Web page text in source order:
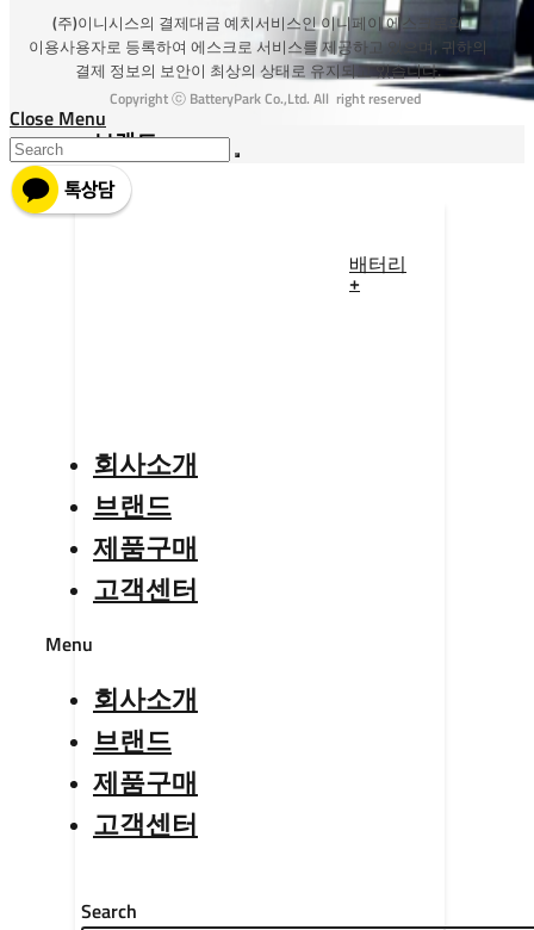
브랜드
배터리
+
(주)이니시스의 결제대금 예치서비스인 이니페이 에스크로의
이용사용자로 등록하여 에스크로 서비스를 제공하고 있으며, 귀하의
결제 정보의 보안이 최상의 상태로 유지되고 있습니다.
Copyright ⓒ BatteryPark Co.,Ltd. All right reserved
Close Menu
회사소개
브랜드
제품구매
고객센터
Menu
회사소개
브랜드
제품구매
고객센터
Search